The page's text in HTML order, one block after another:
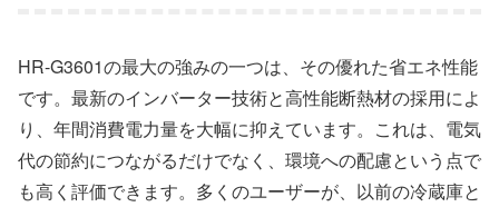
HR-G3601の最大の強みの一つは、その優れた省エネ性能
です。最新のインバーター技術と高性能断熱材の採用によ
り、年間消費電力量を大幅に抑えています。これは、電気
代の節約につながるだけでなく、環境への配慮という点で
も高く評価できます。多くのユーザーが、以前の冷蔵庫と